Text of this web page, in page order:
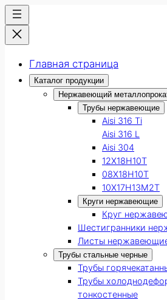
Главная страница
Каталог продукции
Нержавеющий
Трубы нержавеющие
Aisi 316 Ti
Aisi 316 L
Aisi 304
12Х18Н10Т
08Х18Н10Т
10Х17Н13М2Т
Круги нержавеющие
Круг
Шестигранники
Листы
Трубы стальные черные
Трубы
Трубы
тонкостенные